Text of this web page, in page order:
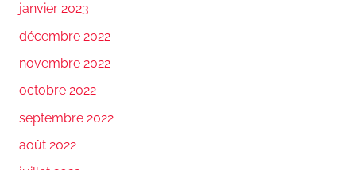
janvier 2023
décembre 2022
novembre 2022
octobre 2022
septembre 2022
août 2022